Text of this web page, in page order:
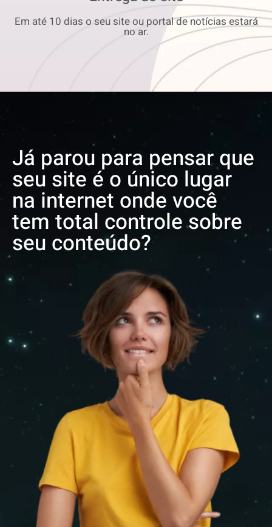
Em até 10 dias o seu site ou portal de notícias estará
no ar.
Já parou para pensar que
seu site é o único lugar
na internet onde você
tem total controle sobre
seu conteúdo?